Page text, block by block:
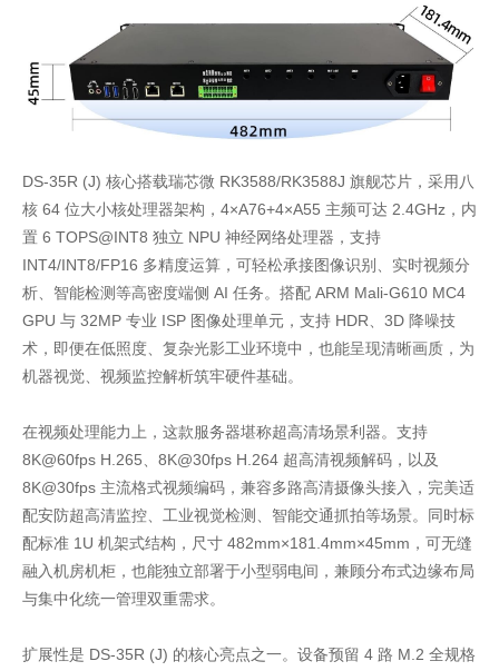
DS-35R (J) 核心搭载瑞芯微 RK3588/RK3588J 旗舰芯片，采用八
核 64 位大小核处理器架构，4×A76+4×A55 主频可达 2.4GHz，内
置 6 TOPS@INT8 独立 NPU 神经网络处理器，支持
INT4/INT8/FP16 多精度运算，可轻松承接图像识别、实时视频分
析、智能检测等高密度端侧 AI 任务。搭配 ARM Mali-G610 MC4
GPU 与 32MP 专业 ISP 图像处理单元，支持 HDR、3D 降噪技
术，即便在低照度、复杂光影工业环境中，也能呈现清晰画质，为
机器视觉、视频监控解析筑牢硬件基础。
在视频处理能力上，这款服务器堪称超高清场景利器。支持
8K@60fps H.265、8K@30fps H.264 超高清视频解码，以及
8K@30fps 主流格式视频编码，兼容多路高清摄像头接入，完美适
配安防超高清监控、工业视觉检测、智能交通抓拍等场景。同时标
配标准 1U 机架式结构，尺寸 482mm×181.4mm×45mm，可无缝
融入机房机柜，也能独立部署于小型弱电间，兼顾分布式边缘布局
与集中化统一管理双重需求。
扩展性是 DS-35R (J) 的核心亮点之一。设备预留 4 路 M.2 全规格